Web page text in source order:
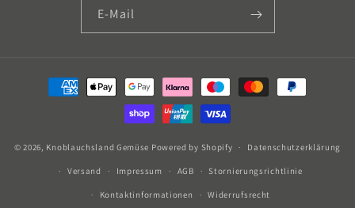
E-Mail
Zahlungsmethoden
© 2026, Knoblauchsland Gemüse Powered by Shopify Datenschutzerklärung
Versand Impressum AGB Stornierungsrichtlinie
Kontaktinformationen Widerrufsrecht